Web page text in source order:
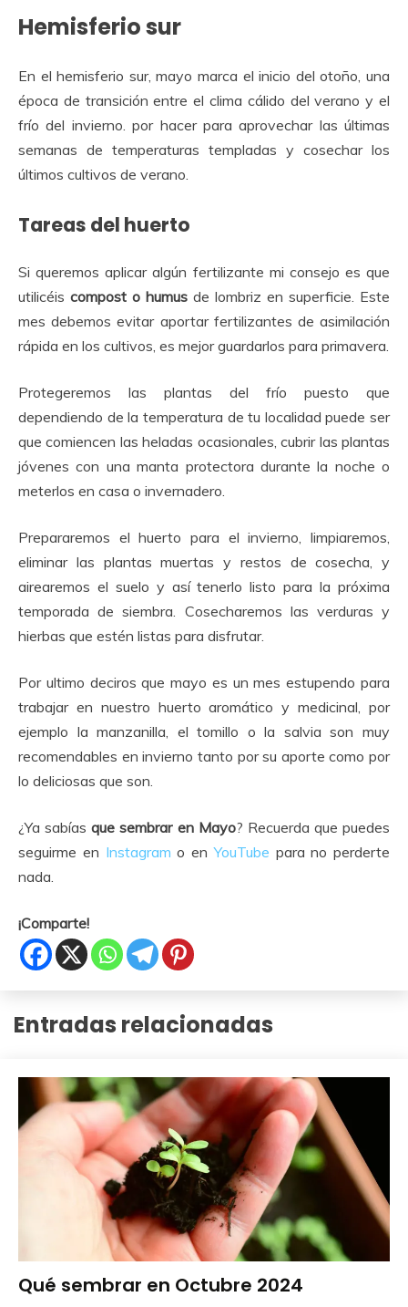
Hemisferio sur
En el hemisferio sur, mayo marca el inicio del otoño, una
época de transición entre el clima cálido del verano y el
frío del invierno. por hacer para aprovechar las últimas
semanas de temperaturas templadas y cosechar los
últimos cultivos de verano.
Tareas del huerto
Si queremos aplicar algún fertilizante mi consejo es que
utilicéis compost o humus de lombriz en superficie. Este
mes debemos evitar aportar fertilizantes de asimilación
rápida en los cultivos, es mejor guardarlos para primavera.
Protegeremos las plantas del frío puesto que
dependiendo de la temperatura de tu localidad puede ser
que comiencen las heladas ocasionales, cubrir las plantas
jóvenes con una manta protectora durante la noche o
meterlos en casa o invernadero.
Prepararemos el huerto para el invierno, limpiaremos,
eliminar las plantas muertas y restos de cosecha, y
airearemos el suelo y así tenerlo listo para la próxima
temporada de siembra. Cosecharemos las verduras y
hierbas que estén listas para disfrutar.
Por ultimo deciros que mayo es un mes estupendo para
trabajar en nuestro huerto aromático y medicinal, por
ejemplo la manzanilla, el tomillo o la salvia son muy
recomendables en invierno tanto por su aporte como por
lo deliciosas que son.
¿Ya sabíasque sembrar en Mayo? Recuerda que puedes
seguirme en Instagram o enYouTube para no perderte
nada.
¡Comparte!
Entradas relacionadas
calendario
de
Qué sembrar en Octubre 2024